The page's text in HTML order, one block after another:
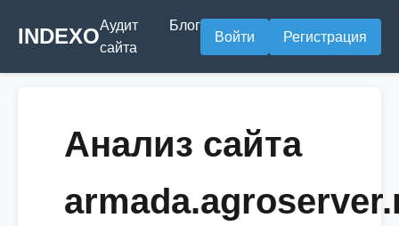
INDEXOАудит
сайта
Блог
Войти Регистрация
Анализ сайта